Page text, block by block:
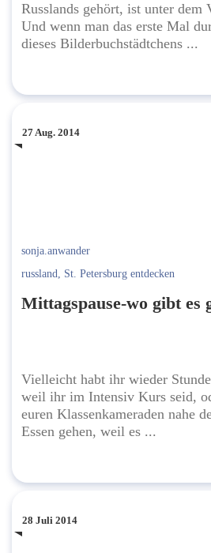
Russlands gehört, ist unter dem
Und wenn man das erste Mal
dieses Bilderbuchstädtchens ...
27 Aug. 2014
sonja.anwander
russland, St. Petersburg entdecken
Mittagspause-wo gibt es
Vielleicht habt ihr wieder
weil ihr im Intensiv Kurs seid,
euren Klassenkameraden nahe
Essen gehen, weil es ...
28 Juli 2014